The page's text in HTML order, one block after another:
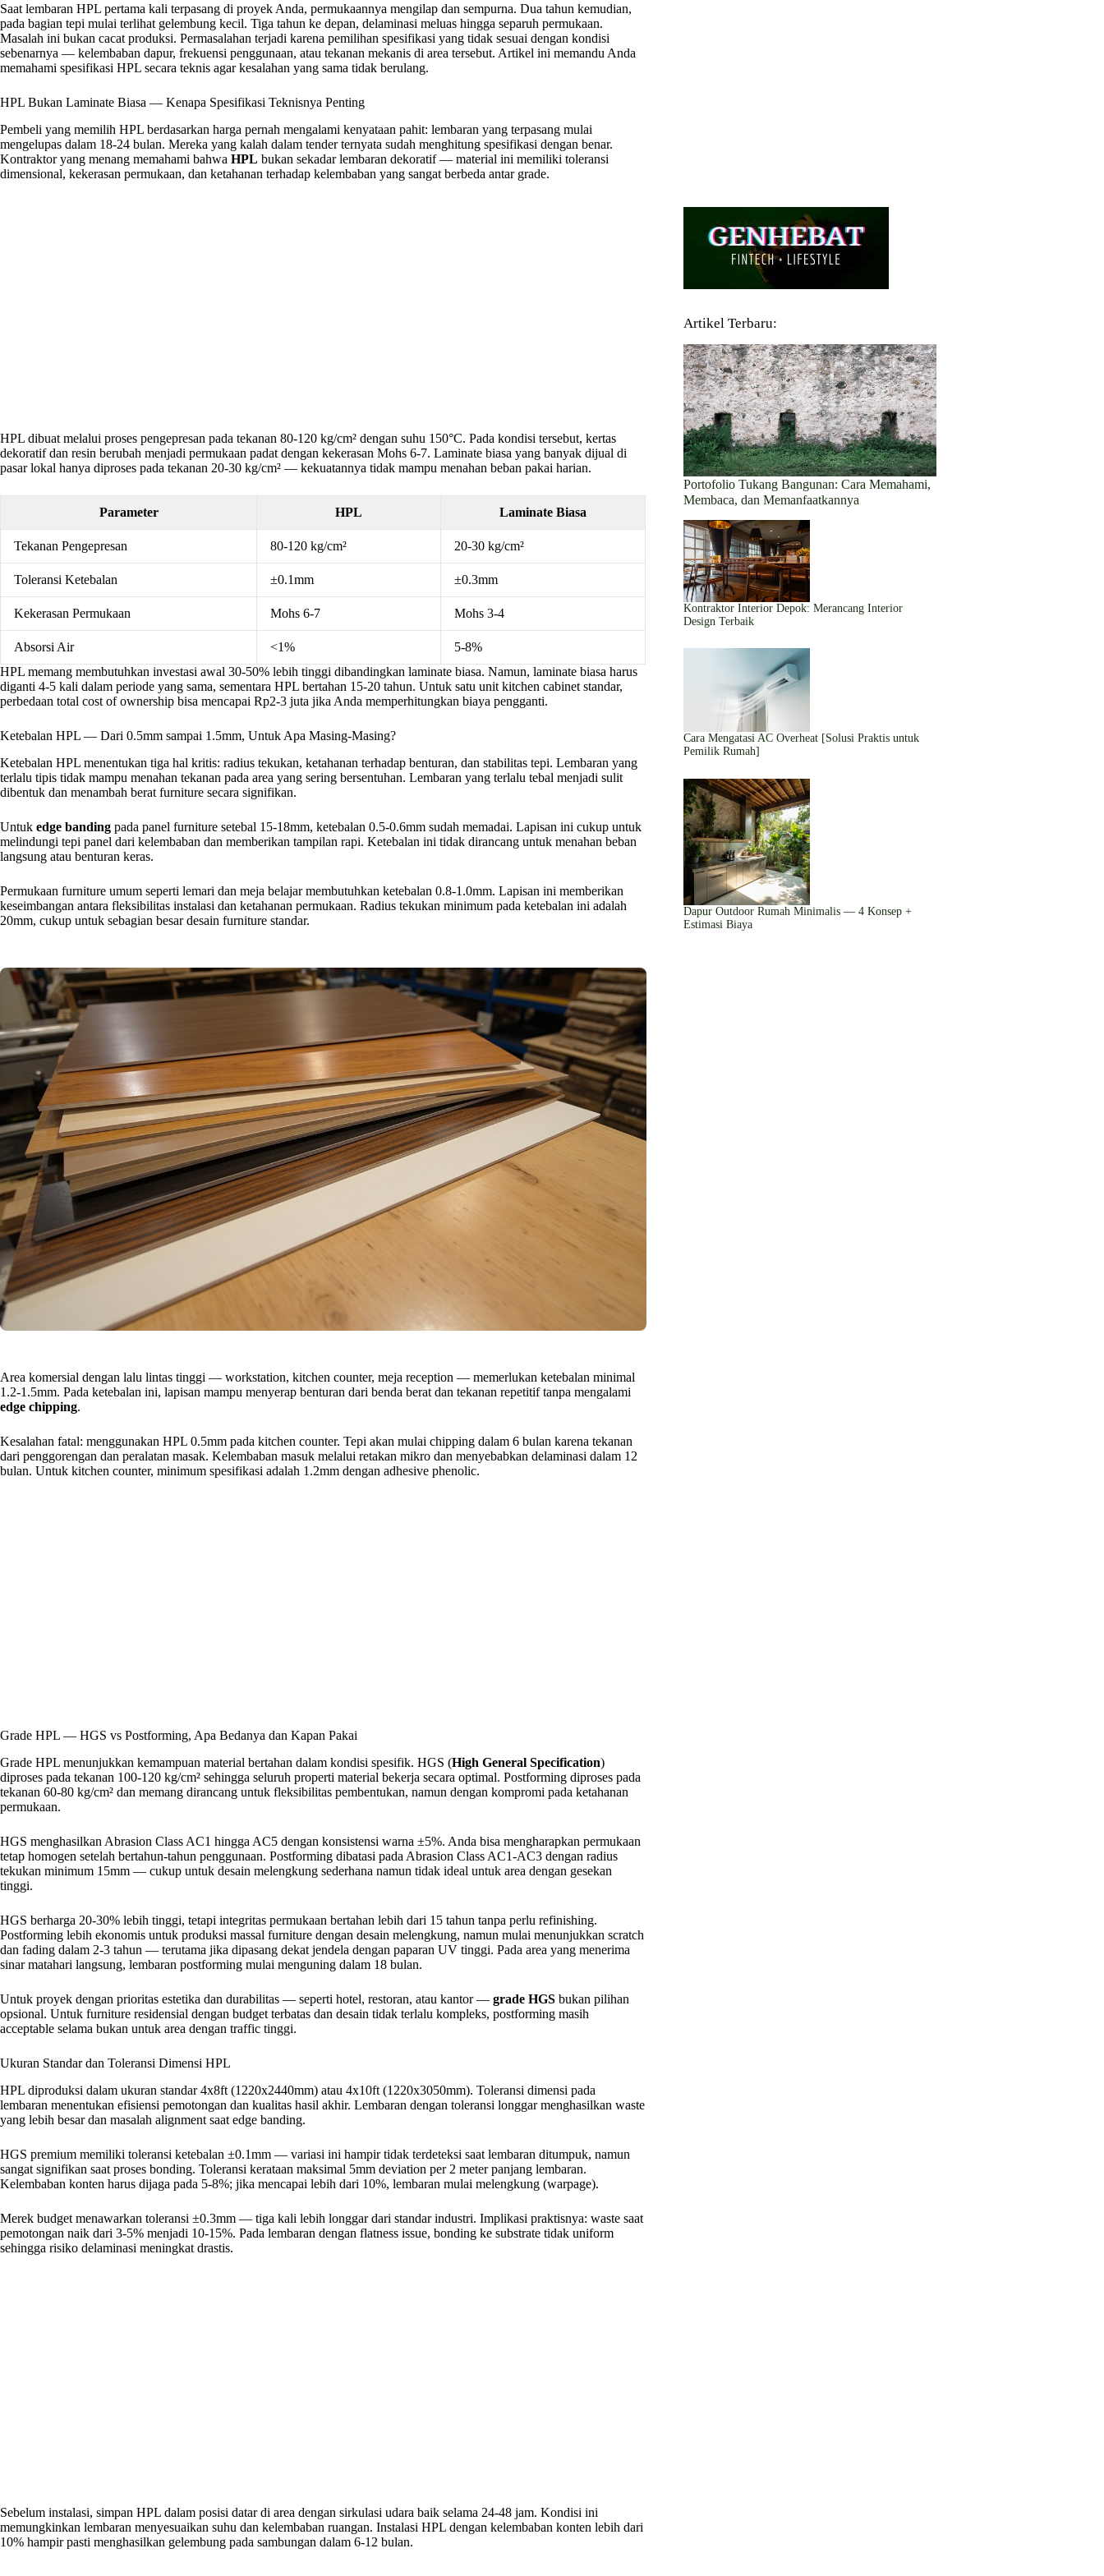
Saat lembaran HPL pertama kali terpasang di proyek Anda, permukaannya mengilap dan sempurna. Dua tahun kemudian,
pada bagian tepi mulai terlihat gelembung kecil. Tiga tahun ke depan, delaminasi meluas hingga separuh permukaan.
Masalah ini bukan cacat produksi. Permasalahan terjadi karena pemilihan spesifikasi yang tidak sesuai dengan kondisi
sebenarnya — kelembaban dapur, frekuensi penggunaan, atau tekanan mekanis di area tersebut. Artikel ini memandu Anda
memahami spesifikasi HPL secara teknis agar kesalahan yang sama tidak berulang.
HPL Bukan Laminate Biasa — Kenapa Spesifikasi Teknisnya Penting
Pembeli yang memilih HPL berdasarkan harga pernah mengalami kenyataan pahit: lembaran yang terpasang mulai
mengelupas dalam 18-24 bulan. Mereka yang kalah dalam tender ternyata sudah menghitung spesifikasi dengan benar.
Kontraktor yang menang memahami bahwa HPL bukan sekadar lembaran dekoratif — material ini memiliki toleransi
dimensional, kekerasan permukaan, dan ketahanan terhadap kelembaban yang sangat berbeda antar grade.
HPL dibuat melalui proses pengepresan pada tekanan 80-120 kg/cm² dengan suhu 150°C. Pada kondisi tersebut, kertas
dekoratif dan resin berubah menjadi permukaan padat dengan kekerasan Mohs 6-7. Laminate biasa yang banyak dijual di
pasar lokal hanya diproses pada tekanan 20-30 kg/cm² — kekuatannya tidak mampu menahan beban pakai harian.
Parameter HPL Laminate Biasa
Tekanan Pengepresan 80-120 kg/cm² 20-30 kg/cm²
Toleransi Ketebalan ±0.1mm ±0.3mm
Kekerasan Permukaan Mohs 6-7 Mohs 3-4
Absorsi Air <1%
5-8%
HPL memang membutuhkan investasi awal 30-50% lebih tinggi dibandingkan laminate biasa. Namun, laminate biasa harus
diganti 4-5 kali dalam periode yang sama, sementara HPL bertahan 15-20 tahun. Untuk satu unit kitchen cabinet standar,
perbedaan total cost of ownership bisa mencapai Rp2-3 juta jika Anda memperhitungkan biaya pengganti.
Ketebalan HPL — Dari 0.5mm sampai 1.5mm, Untuk Apa Masing-Masing?
Ketebalan HPL menentukan tiga hal kritis: radius tekukan, ketahanan terhadap benturan, dan stabilitas tepi. Lembaran yang
terlalu tipis tidak mampu menahan tekanan pada area yang sering bersentuhan. Lembaran yang terlalu tebal menjadi sulit
dibentuk dan menambah berat furniture secara signifikan.
Untuk edge banding pada panel furniture setebal 15-18mm, ketebalan 0.5-0.6mm sudah memadai. Lapisan ini cukup untuk
melindungi tepi panel dari kelembaban dan memberikan tampilan rapi. Ketebalan ini tidak dirancang untuk menahan beban
langsung atau benturan keras.
Permukaan furniture umum seperti lemari dan meja belajar membutuhkan ketebalan 0.8-1.0mm. Lapisan ini memberikan
keseimbangan antara fleksibilitas instalasi dan ketahanan permukaan. Radius tekukan minimum pada ketebalan ini adalah
20mm, cukup untuk sebagian besar desain furniture standar.
Area komersial dengan lalu lintas tinggi — workstation, kitchen counter, meja reception — memerlukan ketebalan minimal
1.2-1.5mm. Pada ketebalan ini, lapisan mampu menyerap benturan dari benda berat dan tekanan repetitif tanpa mengalami
edge chipping.
Kesalahan fatal: menggunakan HPL 0.5mm pada kitchen counter. Tepi akan mulai chipping dalam 6 bulan karena tekanan
dari penggorengan dan peralatan masak. Kelembaban masuk melalui retakan mikro dan menyebabkan delaminasi dalam 12
bulan. Untuk kitchen counter, minimum spesifikasi adalah 1.2mm dengan adhesive phenolic.
Grade HPL — HGS vs Postforming, Apa Bedanya dan Kapan Pakai
Grade HPL menunjukkan kemampuan material bertahan dalam kondisi spesifik. HGS (High General Specification)
diproses pada tekanan 100-120 kg/cm² sehingga seluruh properti material bekerja secara optimal. Postforming diproses pada
tekanan 60-80 kg/cm² dan memang dirancang untuk fleksibilitas pembentukan, namun dengan kompromi pada ketahanan
permukaan.
HGS menghasilkan Abrasion Class AC1 hingga AC5 dengan konsistensi warna ±5%. Anda bisa mengharapkan permukaan
tetap homogen setelah bertahun-tahun penggunaan. Postforming dibatasi pada Abrasion Class AC1-AC3 dengan radius
tekukan minimum 15mm — cukup untuk desain melengkung sederhana namun tidak ideal untuk area dengan gesekan
tinggi.
HGS berharga 20-30% lebih tinggi, tetapi integritas permukaan bertahan lebih dari 15 tahun tanpa perlu refinishing.
Postforming lebih ekonomis untuk produksi massal furniture dengan desain melengkung, namun mulai menunjukkan scratch
dan fading dalam 2-3 tahun — terutama jika dipasang dekat jendela dengan paparan UV tinggi. Pada area yang menerima
sinar matahari langsung, lembaran postforming mulai menguning dalam 18 bulan.
Untuk proyek dengan prioritas estetika dan durabilitas — seperti hotel, restoran, atau kantor — grade HGS bukan pilihan
opsional. Untuk furniture residensial dengan budget terbatas dan desain tidak terlalu kompleks, postforming masih
acceptable selama bukan untuk area dengan traffic tinggi.
Ukuran Standar dan Toleransi Dimensi HPL
HPL diproduksi dalam ukuran standar 4x8ft (1220x2440mm) atau 4x10ft (1220x3050mm). Toleransi dimensi pada
lembaran menentukan efisiensi pemotongan dan kualitas hasil akhir. Lembaran dengan toleransi longgar menghasilkan waste
yang lebih besar dan masalah alignment saat edge banding.
HGS premium memiliki toleransi ketebalan ±0.1mm — variasi ini hampir tidak terdeteksi saat lembaran ditumpuk, namun
sangat signifikan saat proses bonding. Toleransi kerataan maksimal 5mm deviation per 2 meter panjang lembaran.
Kelembaban konten harus dijaga pada 5-8%; jika mencapai lebih dari 10%, lembaran mulai melengkung (warpage).
Merek budget menawarkan toleransi ±0.3mm — tiga kali lebih longgar dari standar industri. Implikasi praktisnya: waste saat
pemotongan naik dari 3-5% menjadi 10-15%. Pada lembaran dengan flatness issue, bonding ke substrate tidak uniform
sehingga risiko delaminasi meningkat drastis.
Sebelum instalasi, simpan HPL dalam posisi datar di area dengan sirkulasi udara baik selama 24-48 jam. Kondisi ini
memungkinkan lembaran menyesuaikan suhu dan kelembaban ruangan. Instalasi HPL dengan kelembaban konten lebih dari
10% hampir pasti menghasilkan gelembung pada sambungan dalam 6-12 bulan.
Artikel Terbaru:
Portofolio Tukang Bangunan: Cara Memahami,
Membaca, dan Memanfaatkannya
Kontraktor Interior Depok: Merancang Interior
Design Terbaik
Cara Mengatasi AC Overheat [Solusi Praktis untuk
Pemilik Rumah]
Dapur Outdoor Rumah Minimalis — 4 Konsep +
Estimasi Biaya